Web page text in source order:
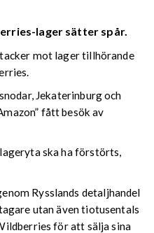
lager sätter spår.
mot lager tillhörande
Jekaterinburg och
fått besök av
ska ha förstörts,
Rysslands detaljhandel
utan även tiotusentals
för att sälja sina